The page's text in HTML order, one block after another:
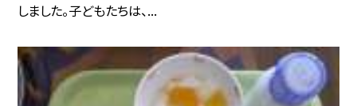
しました。子どもたちは、...